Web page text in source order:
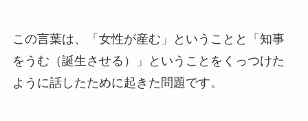
この言葉は、「女性が産む」ということと「知事
をうむ（誕生させる）」ということをくっつけた
ように話したために起きた問題です。